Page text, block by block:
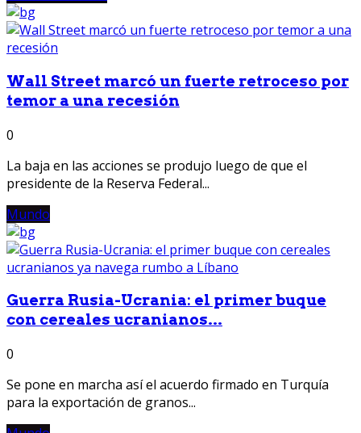
Wall Street marcó un fuerte retroceso por
temor a una recesión
0
La baja en las acciones se produjo luego de que el
presidente de la Reserva Federal...
Mundo
Guerra Rusia-Ucrania: el primer buque
con cereales ucranianos...
0
Se pone en marcha así el acuerdo firmado en Turquía
para la exportación de granos...